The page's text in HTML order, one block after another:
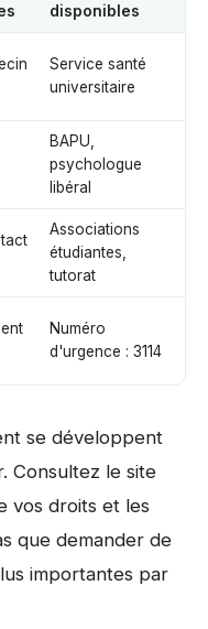
disponibles
Service santé
universitaire
BAPU,
psychologue
libéral
Associations
étudiantes,
tutorat
Numéro
d'urgence : 3114
se développent
Consultez le site
vos droits et les
que demander de
importantes par